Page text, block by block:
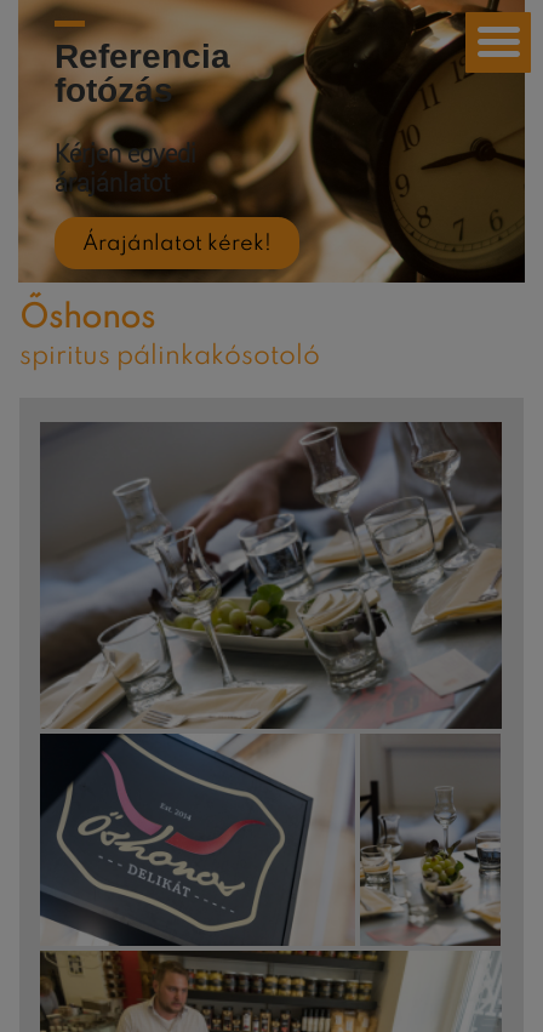
Referencia
fotózás
Kérjen egyedi
árajánlatot
Árajánlatot kérek!
Őshonos
spiritus pálinkakósotoló